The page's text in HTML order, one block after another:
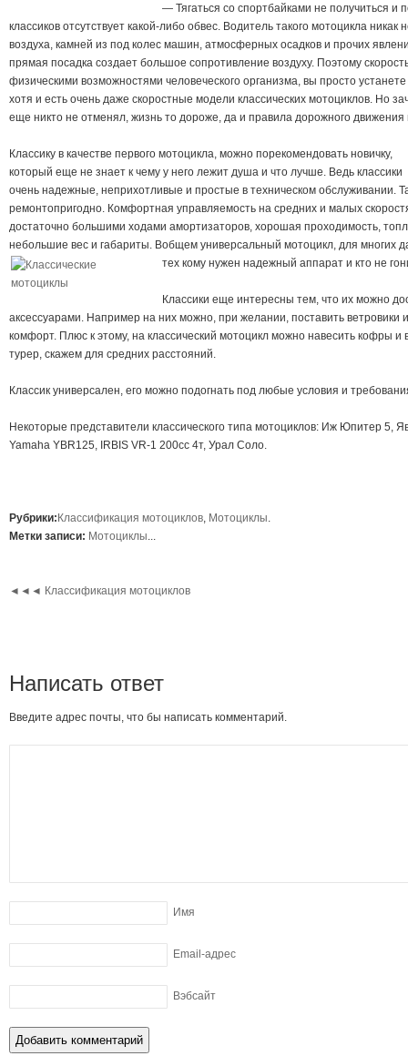
— Тягаться со спортбайками не получиться и
классиков отсутствует какой-либо обвес. Водитель такого мотоцикла
воздуха, камней из под колес машин, атмосферных осадков и прочих
прямая посадка создает большое сопротивление воздуху. Поэтому
физическими возможностями человеческого организма, вы просто
хотя и есть очень даже скоростные модели классических мотоциклов. Но
еще никто не отменял, жизнь то дороже, да и правила дорожного движения
Классику в качестве первого мотоцикла, можно порекомендовать новичку,
который еще не знает к чему у него лежит душа и что лучше. Ведь классики
очень надежные, неприхотливые и простые в техническом обслуживании.
ремонтопригодно. Комфортная управляемость на средних и малых
достаточно большими ходами амортизаторов, хорошая проходимость,
небольшие вес и габариты. Вобщем универсальный мотоцикл, для многих
тех кому нужен надежный аппарат и кто не
Классики еще интересны тем, что их можно
аксессуарами. Например на них можно, при желании, поставить ветровики
комфорт. Плюс к этому, на классический мотоцикл можно навесить кофры и
турер, скажем для средних расстояний.
Классик универсален, его можно подогнать под любые условия и
Некоторые представители классического типа мотоциклов: Иж Юпитер 5,
Yamaha YBR125, IRBIS VR-1 200сс 4т, Урал Соло.
Рубрики:Классификация мотоциклов Мотоциклы
Метки записи: Мотоциклы
◄◄◄ Классификация мотоциклов
Написать ответ
Введите адрес почты, что бы написать комментарий.
Имя
Email-адрес
Вэбсайт